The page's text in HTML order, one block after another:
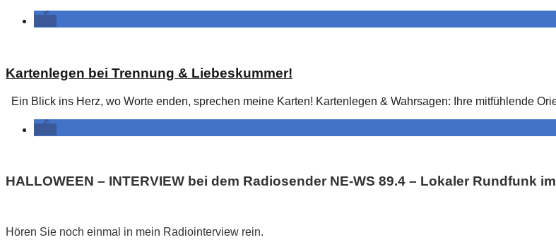
Kartenlegen bei Trennung & Liebeskummer!
Ein Blick ins Herz, wo Worte enden, sprechen meine Karten! Kartenlegen & Wahrsagen: Ihre mitfühlende
HALLOWEEN – INTERVIEW bei dem Radiosender NE-WS 89.4 – Lokaler Rundfunk
Hören Sie noch einmal in mein Radiointerview rein.